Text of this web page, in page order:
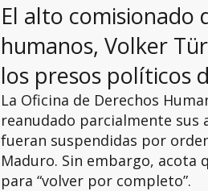
El alto comisionado
humanos, Volker
los presos políticos
La Oficina de Derechos
reanudado parcialmente sus
fueran suspendidas por
Maduro. Sin embargo, acota
para “volver por completo”.